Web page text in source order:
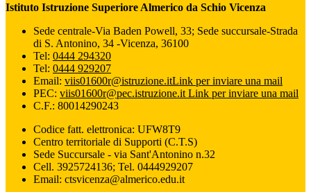
Istituto Istruzione Superiore Almerico da Schio Vicenza
Sede centrale-Via Baden Powell, 33; Sede succursale-Strada
di S. Antonino, 34 -Vicenza, 36100
Tel: 0444 294320
Tel: 0444 929207
Email: viis01600r@istruzione.itLink per inviare una mail
PEC: viis01600r@pec.istruzione.it Link per inviare una mail
C.F.: 80014290243
Codice fatt. elettronica: UFW8T9
Centro territoriale di Supporti (C.T.S)
Sede Succursale - via Sant'Antonino n.32
Cell. 3925724136; Tel. 0444929207
Email: ctsvicenza@almerico.edu.it